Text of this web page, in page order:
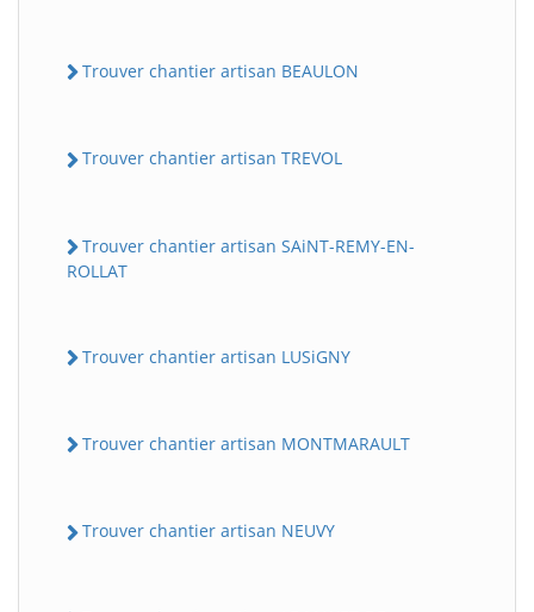
Trouver chantier artisan BEAULON
Trouver chantier artisan TREVOL
Trouver chantier artisan SAiNT-REMY-EN-
ROLLAT
Trouver chantier artisan LUSiGNY
Trouver chantier artisan MONTMARAULT
Trouver chantier artisan NEUVY